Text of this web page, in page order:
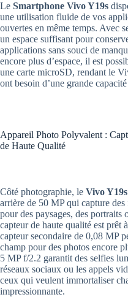
Le Smartphone Vivo Y19s
une utilisation fluide de vos
ouvertes en même temps. Avec
un espace suffisant pour
applications sans souci de
encore plus d’espace, il est
une carte microSD, rendant le
ont besoin d’une grande
Appareil Photo Polyvalent :
de Haute Qualité
Côté photographie, le Vivo
arrière de 50 MP qui capture
pour des paysages, des
capteur de haute qualité est prêt
capteur secondaire de 0,08 MP
champ pour des photos encore
5 MP f/2.2 garantit des selfies
réseaux sociaux ou les appels
ceux qui veulent immortaliser
impressionnante.